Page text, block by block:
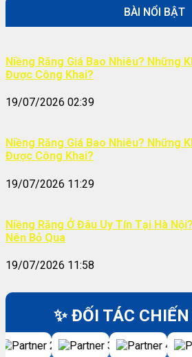
BÀI NỔI BẬT
Niềng Răng Giá Bao Nhiêu? Những
Được Công Khai?
19/07/2026 02:39
Niềng Răng Giá Bao Nhiêu? Những
Được Công Khai?
19/07/2026 11:29
Niềng Răng Ở Đâu Uy Tín Tại Hà
Nên Bỏ Qua
19/07/2026 11:58
✨ ĐỐI TÁC